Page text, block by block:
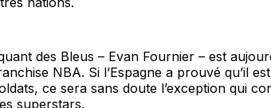
des Bleus – Evan Fournier – est
NBA. Si l’Espagne a prouvé qu’il
ce sera sans doute l’exception qui
superstars.